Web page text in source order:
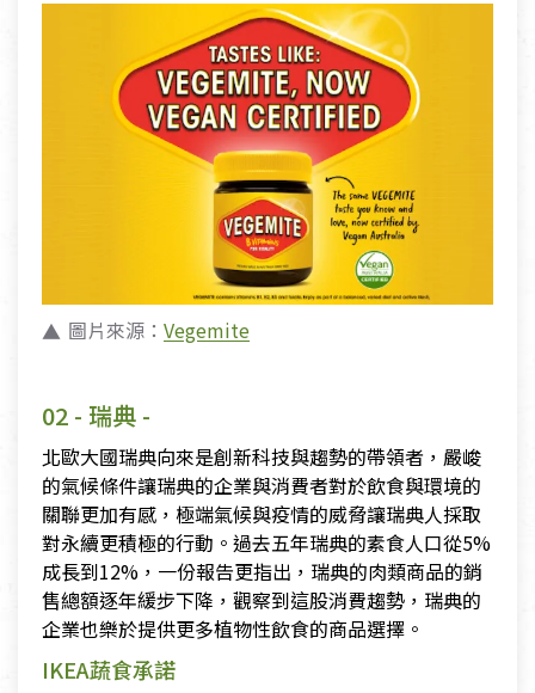
圖片來源： Vegemite
02 - 瑞典 -
北歐大國瑞典向來是創新科技與趨勢的帶領者，嚴峻
的氣候條件讓瑞典的企業與消費者對於飲食與環境的
關聯更加有感，極端氣候與疫情的威脅讓瑞典人採取
對永續更積極的行動。過去五年瑞典的素食人口從5%
成長到12%，一份報告更指出，瑞典的肉類商品的銷
售總額逐年緩步下降，觀察到這股消費趨勢，瑞典的
企業也樂於提供更多植物性飲食的商品選擇。
IKEA蔬食承諾